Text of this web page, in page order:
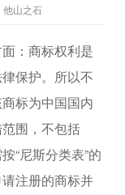
他山之石
：商标权利是
保护。所以不
标为中国国内
围，不包括
“尼斯分类表”的
注册的商标并